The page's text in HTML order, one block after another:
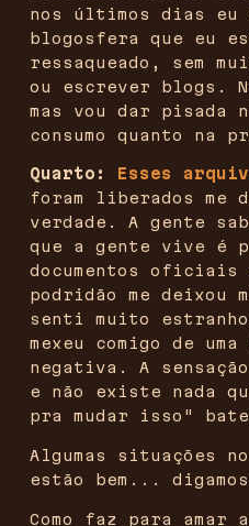
nos últimos dias eu
blogosfera que eu
ressaqueado, sem
ou escrever blogs.
mas vou dar pisada
consumo quanto na
Quarto: Esses
foram liberados me
verdade. A gente
que a gente vive é
documentos oficiais
podridão me deixou
senti muito
mexeu comigo de
negativa. A
e não existe nada
pra mudar isso"
Algumas situações
estão bem...
Como faz para amar